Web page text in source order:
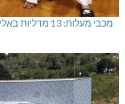
מכבי מעלות: 13 מדליות באליפות ישראל